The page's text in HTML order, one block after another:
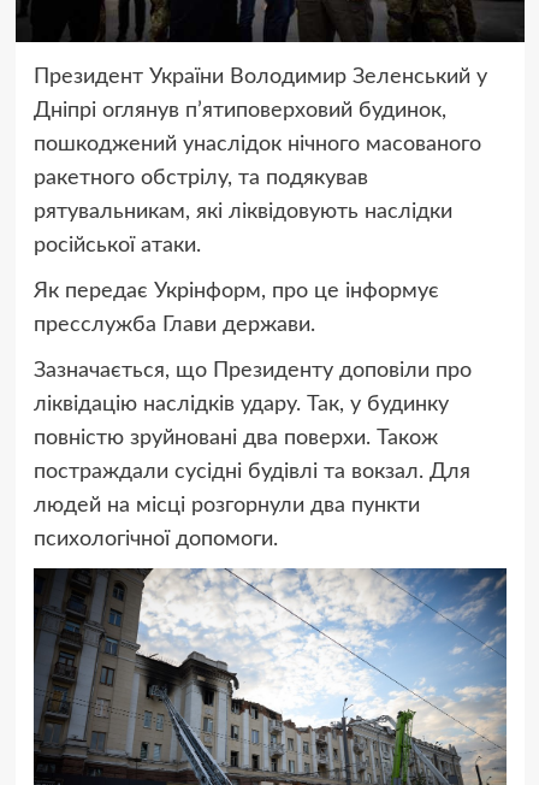
Президент України Володимир Зеленський у
Дніпрі оглянув п’ятиповерховий будинок,
пошкоджений унаслідок нічного масованого
ракетного обстрілу, та подякував
рятувальникам, які ліквідовують наслідки
російської атаки.
Як передає Укрінформ, про це інформує
пресслужба Глави держави.
Зазначається, що Президенту доповіли про
ліквідацію наслідків удару. Так, у будинку
повністю зруйновані два поверхи. Також
постраждали сусідні будівлі та вокзал. Для
людей на місці розгорнули два пункти
психологічної допомоги.